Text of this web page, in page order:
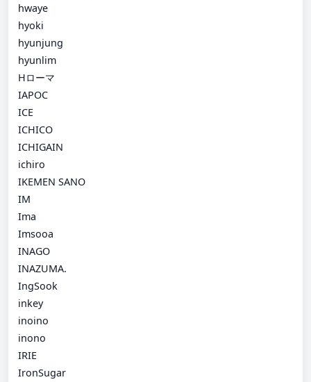
hwaye
hyoki
hyunjung
hyunlim
Hローマ
IAPOC
ICE
ICHICO
ICHIGAIN
ichiro
IKEMEN SANO
IM
Ima
Imsooa
INAGO
INAZUMA.
IngSook
inkey
inoino
inono
IRIE
IronSugar